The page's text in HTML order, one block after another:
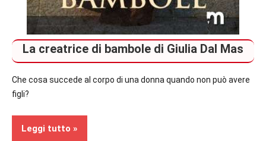
La creatrice di bambole di Giulia Dal Mas
Che cosa succede al corpo di una donna quando non può avere
figli?
Leggi tutto